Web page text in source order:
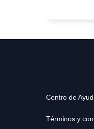
Centro de
Términos y